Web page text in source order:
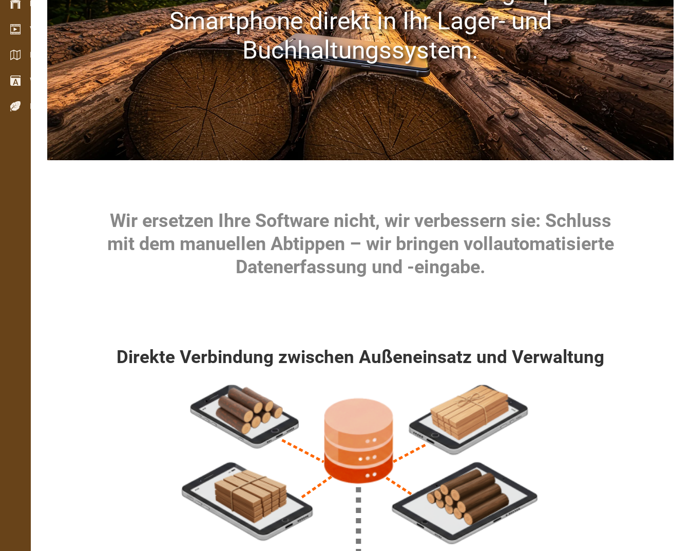
Bestandsmanagement
Video Showroom
Kataloge / Broschüren
Wörterbuch
Holzarten
Smartphone direkt in Ihr Lager- und
Buchhaltungssystem.
Wir ersetzen Ihre Software nicht, wir verbessern sie: Schluss
mit dem manuellen Abtippen – wir bringen vollautomatisierte
Datenerfassung und -eingabe.
Direkte Verbindung zwischen Außeneinsatz und Verwaltung